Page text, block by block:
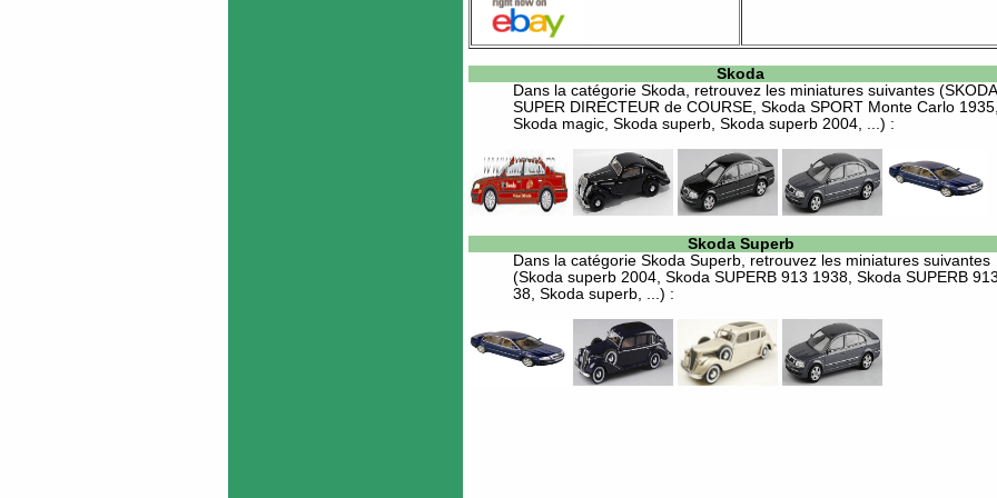
Skoda
Dans la catégorie Skoda , retrouvez les miniatures suivantes (SKODA
SUPER DIRECTEUR de COURSE, Skoda SPORT Monte Carlo
Skoda magic, Skoda superb, Skoda superb 2004, ...) :
Skoda Superb
Dans la catégorie Skoda Superb, retrouvez les miniatures suivantes
(Skoda superb 2004, Skoda SUPERB 913 1938, Skoda SUPERB
38, Skoda superb, ...) :